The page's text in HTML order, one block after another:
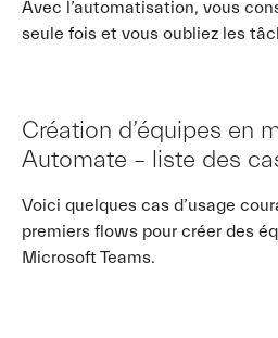
Avec l’automatisation, vous
seule fois et vous oubliez les
Création d’équipes en
Automate – liste des
Voici quelques cas d’usage
premiers flows pour créer des
Microsoft Teams.